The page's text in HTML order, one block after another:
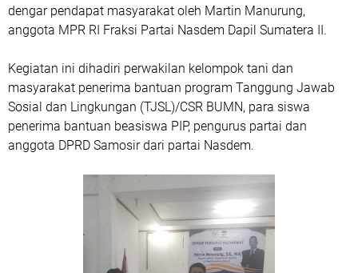
dengar pendapat masyarakat oleh Martin Manurung,
anggota MPR RI Fraksi Partai Nasdem Dapil Sumatera II.
Kegiatan ini dihadiri perwakilan kelompok tani dan
masyarakat penerima bantuan program Tanggung Jawab
Sosial dan Lingkungan (TJSL)/CSR BUMN, para siswa
penerima bantuan beasiswa PIP, pengurus partai dan
anggota DPRD Samosir dari partai Nasdem.